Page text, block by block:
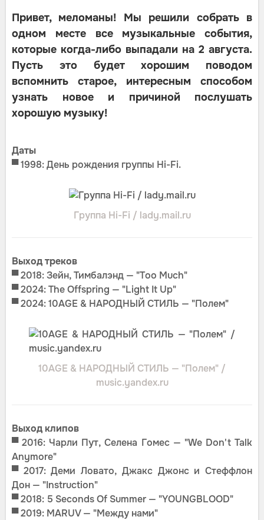
Привет, меломаны! Мы решили собрать в
одном месте все музыкальные события,
которые когда-либо выпадали на 2 августа.
Пусть это будет хорошим поводом
вспомнить старое, интересным способом
узнать новое и причиной послушать
хорошую музыку!
Даты
▀ 1998: День рождения группы Hi-Fi.
Группа Hi-Fi / lady.mail.ru
Выход треков
▀2018: Зейн, Тимбалэнд — "Too Much"
▀ 2024: The Offspring — "Light It Up"
▀ 2024: 10AGE & НАРОДНЫЙ СТИЛЬ — "Полем"
10AGE & НАРОДНЫЙ СТИЛЬ — "Полем" /
music.yandex.ru
Выход клипов
▀ 2016: Чарли Пут, Селена Гомес — "We Don't Talk
Anymore"
▀2017: Деми Ловато, Джакс Джонс и Стеффлон
Дон — "Instruction"
▀2018: 5 Seconds Of Summer — "YOUNGBLOOD"
▀2019: MARUV — "Между нами"